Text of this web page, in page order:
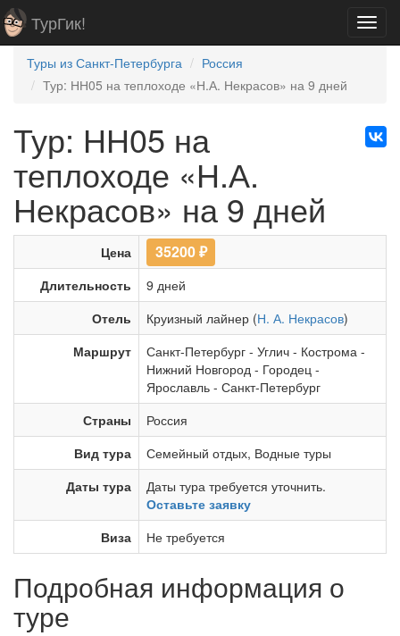
ТурГик!
Туры из Санкт-Петербурга
Россия
Тур: НН05 на теплоходе «Н.А. Некрасов» на 9 дней
Тур: НН05 на
теплоходе «Н.А.
Некрасов» на 9 дней
Цена 35200₽
Длительность
9 дней
Отель
Круизный лайнер (Н. А. Некрасов)
Маршрут
Санкт-Петербург - Углич - Кострома -
Нижний Новгород - Городец -
Ярославль - Санкт-Петербург
Страны
Россия
Вид тура
Семейный отдых, Водные туры
Даты тура
Даты тура требуется уточнить.
Оставьте заявку
Виза
Не требуется
Подробная информация о
туре